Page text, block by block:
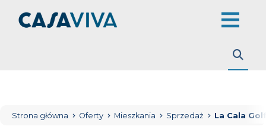
Strona główna Oferty Mieszkania Sprzedaż La Cala